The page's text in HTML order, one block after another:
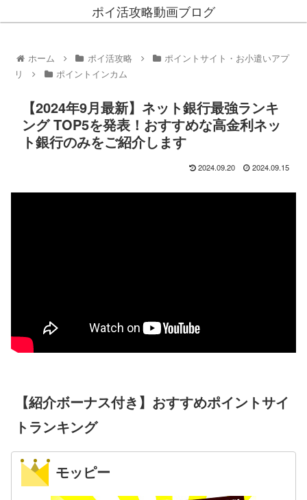
ポイ活攻略動画ブログ
ホーム ポイ活攻略
ポイントサイト・お小遣いアプ
リ
ポイントインカム
【2024年9月最新】ネット銀行最強ランキ
ング TOP5を発表！おすすめな高金利ネッ
ト銀行のみをご紹介します
2024.09.20 2024.09.15
【紹介ボーナス付き】おすすめポイントサイ
トランキング
モッピー